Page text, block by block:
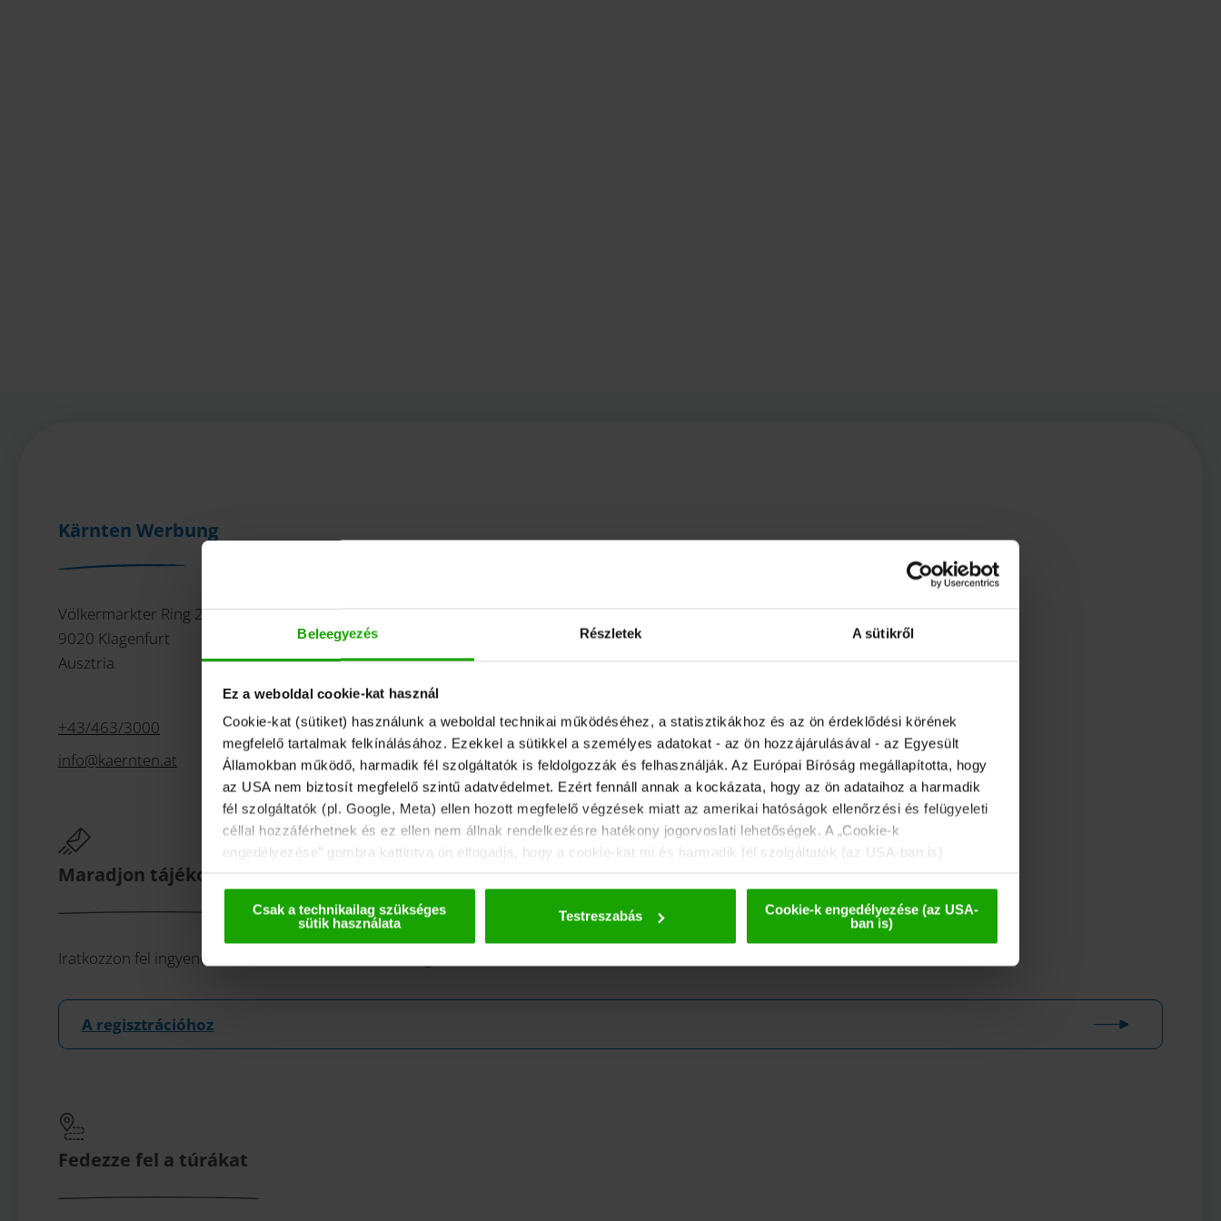
Beleegyezés Részletek A sütikről
Ez a weboldal cookie-kat használ
Cookie-kat (sütiket) használunk a weboldal technikai működéséhez, a statisztikákhoz és az ön érdeklődési körének
megfelelő tartalmak felkínálásához. Ezekkel a sütikkel a személyes adatokat - az ön hozzájárulásával - az Egyesült
Államokban működő, harmadik fél szolgáltatók is feldolgozzák és felhasználják. Az Európai Bíróság megállapította, hogy
az USA nem biztosít megfelelő szintű adatvédelmet. Ezért fennáll annak a kockázata, hogy az ön adataihoz a harmadik
fél szolgáltatók (pl. Google, Meta) ellen hozott megfelelő végzések miatt az amerikai hatóságok ellenőrzési és felügyeleti
céllal hozzáférhetnek és ez ellen nem állnak rendelkezésre hatékony jogorvoslati lehetőségek. A „Cookie-k
engedélyezése” gombra kattintva ön elfogadja, hogy a cookie-kat mi és harmadik fél szolgáltatók (az USA-ban is)
Csak a technikailag szükséges
sütik használata
Testreszabás
Cookie-k engedélyezése (az USA-
ban is)
Kärnten Werbung
Völkermarkter Ring 21 - 23
9020 Klagenfurt
Ausztria
+43/463/3000
info@kaernten at
Maradjon tájékozott!
Iratkozzon fel ingyenes karintiai hírlevelünkre, az eMagazinra!
A regisztrációhoz
Fedezze fel a túrákat